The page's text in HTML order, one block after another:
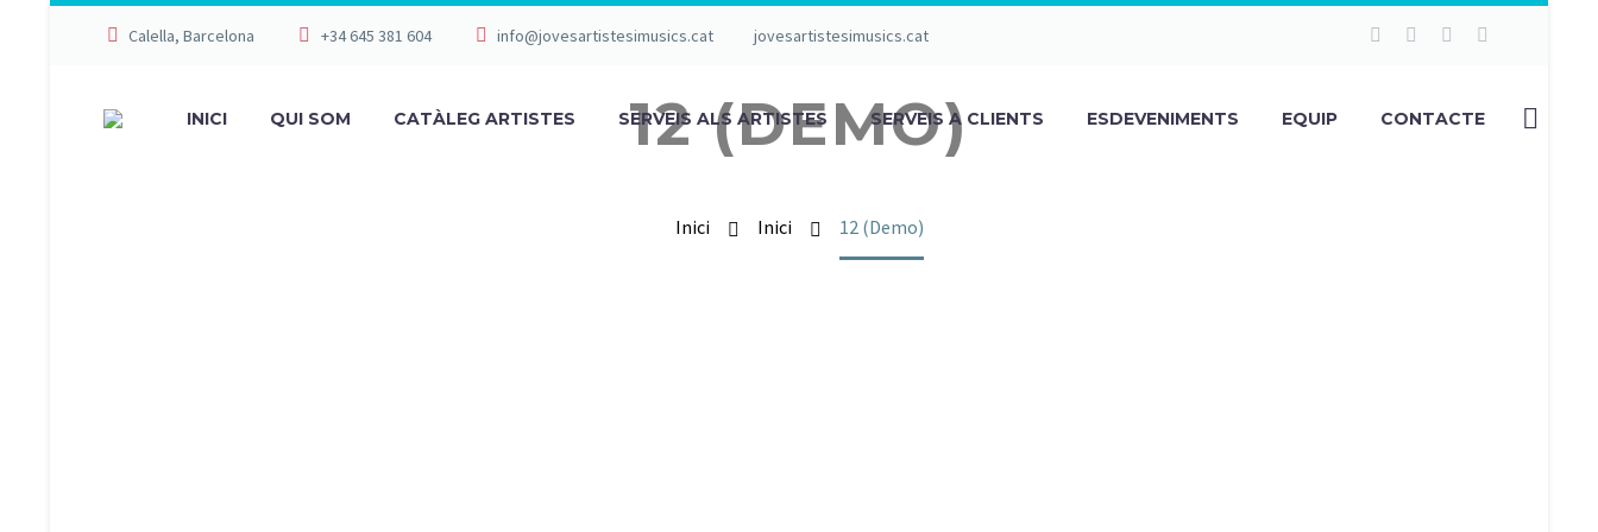
Calella, Barcelona +34 645 381 604 info@jovesartistesimusics.cat jovesartistesimusics.cat
INICI QUI SOM CATÀLEG ARTISTES SERVEIS ALS ARTISTES SERVEIS A CLIENTS ESDEVENIMENTS EQUIP CONTACTE
12 (DEMO)
Inici Inici 12 (Demo)